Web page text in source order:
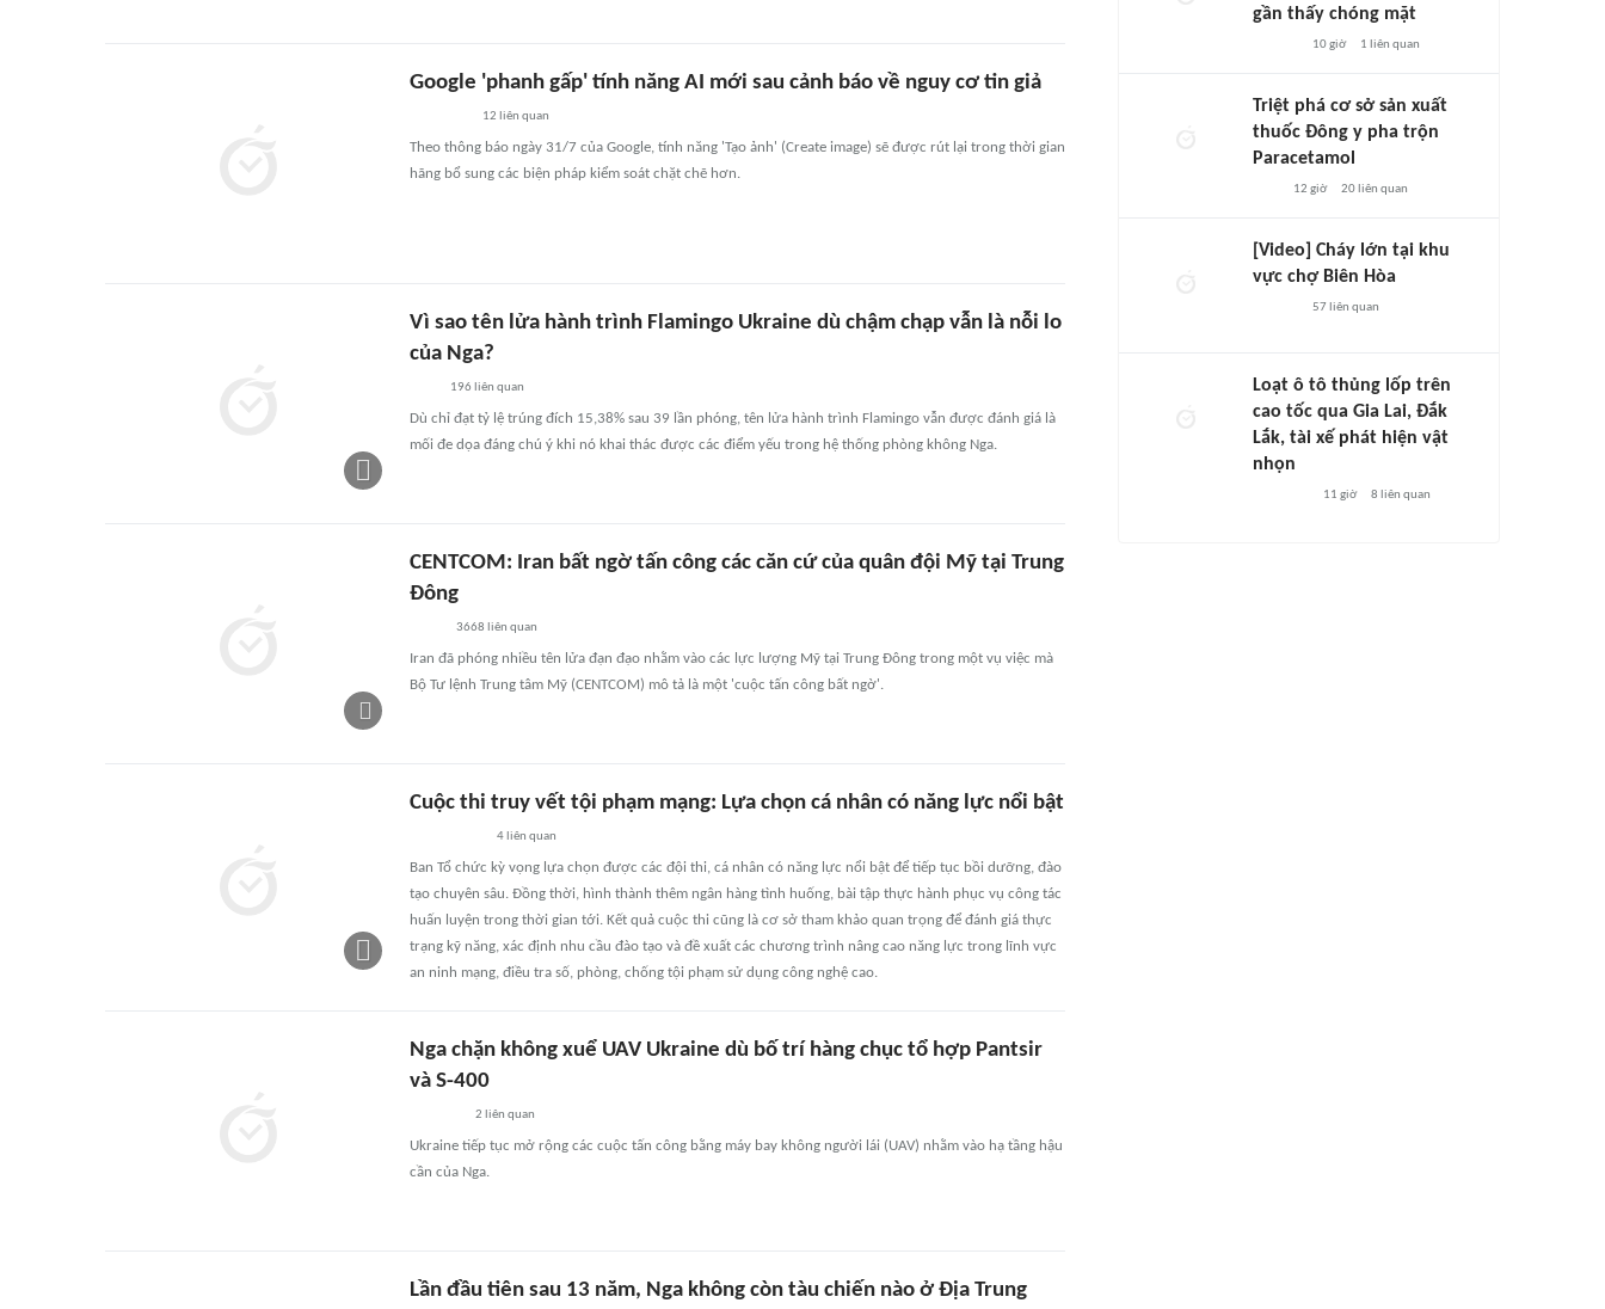
Google 'phanh gấp' tính năng AI mới sau cảnh báo về nguy cơ tin giả
12 liên quan
Theo thông báo ngày 31/7 của Google, tính năng 'Tạo ảnh' (Create image) sẽ được rút lại trong thời gian
hãng bổ sung các biện pháp kiểm soát chặt chẽ hơn.
Vì sao tên lửa hành trình Flamingo Ukraine dù chậm chạp vẫn là nỗi lo
của Nga?
196 liên quan
Dù chỉ đạt tỷ lệ trúng đích 15,38% sau 39 lần phóng, tên lửa hành trình Flamingo vẫn được đánh giá là
mối đe dọa đáng chú ý khi nó khai thác được các điểm yếu trong hệ thống phòng không Nga.
CENTCOM: Iran bất ngờ tấn công các căn cứ của quân đội Mỹ tại Trung
Đông
3668 liên quan
Iran đã phóng nhiều tên lửa đạn đạo nhằm vào các lực lượng Mỹ tại Trung Đông trong một vụ việc mà
Bộ Tư lệnh Trung tâm Mỹ (CENTCOM) mô tả là một 'cuộc tấn công bất ngờ'.
Cuộc thi truy vết tội phạm mạng: Lựa chọn cá nhân có năng lực nổi bật
4liên quan
Ban Tổ chức kỳ vọng lựa chọn được các đội thi, cá nhân có năng lực nổi bật để tiếp tục bồi dưỡng, đào
tạo chuyên sâu. Đồng thời, hình thành thêm ngân hàng tình huống, bài tập thực hành phục vụ công tác
huấn luyện trong thời gian tới. Kết quả cuộc thi cũng là cơ sở tham khảo quan trọng để đánh giá thực
trạng kỹ năng, xác định nhu cầu đào tạo và đề xuất các chương trình nâng cao năng lực trong lĩnh vực
an ninh mạng, điều tra số, phòng, chống tội phạm sử dụng công nghệ cao.
Nga chặn không xuể UAV Ukraine dù bố trí hàng chục tổ hợp Pantsir
và S-400
2 liên quan
Ukraine tiếp tục mở rộng các cuộc tấn công bằng máy bay không người lái (UAV) nhằm vào hạ tầng hậu
cần của Nga.
Lần đầu tiên sau 13 năm, Nga không còn tàu chiến nào ở Địa Trung
gần thấy chóng mặt
10 giờ 1 liên quan
Triệt phá cơ sở sản xuất
thuốc Đông y pha trộn
Paracetamol
12 giờ 20liên quan
[Video] Cháy lớn tại khu
vực chợ Biên Hòa
57liên quan
Loạt ô tô thủng lốp trên
cao tốc qua Gia Lai, Đắk
Lắk, tài xế phát hiện vật
nhọn
11 giờ 8 liên quan